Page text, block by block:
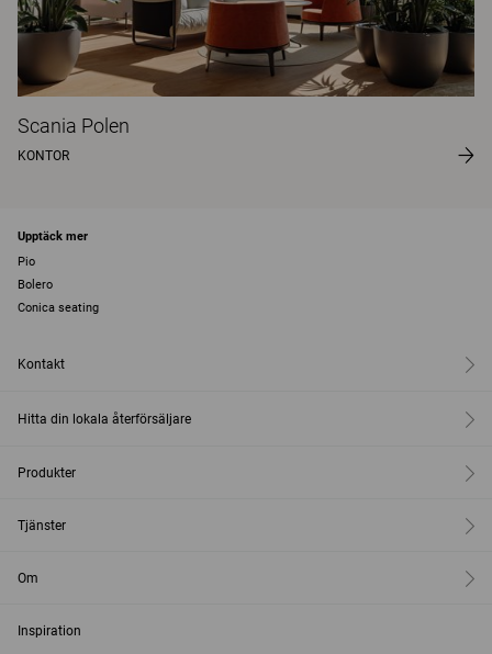
Scania Polen
KONTOR
Upptäck mer
Pio
Bolero
Conica seating
Kontakt
Hitta din lokala återförsäljare
Produkter
Tjänster
Om
Inspiration